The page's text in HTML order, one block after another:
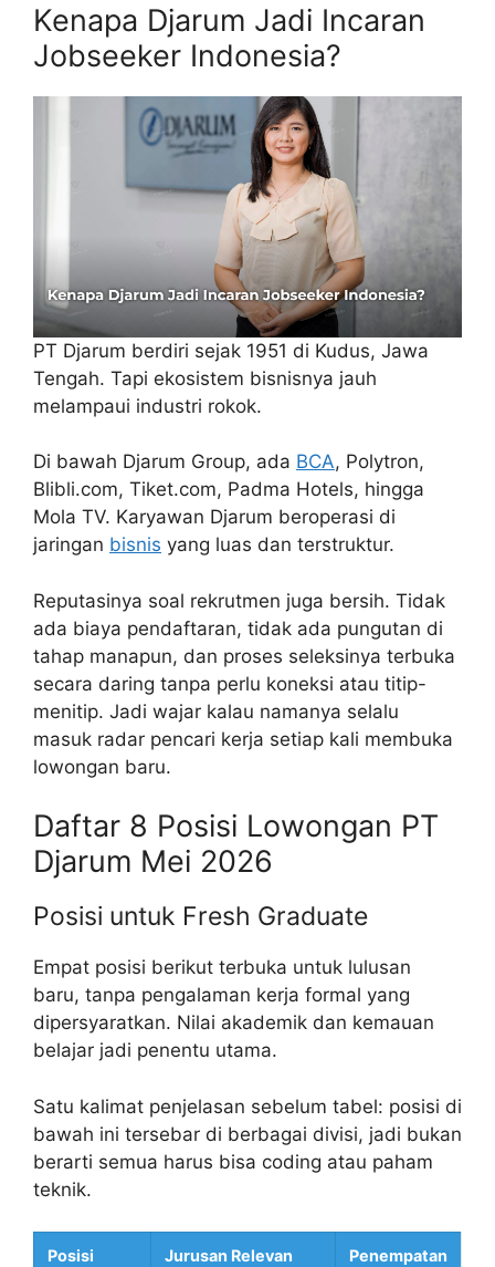
Kenapa Djarum Jadi Incaran
Jobseeker Indonesia?
PT Djarum berdiri sejak 1951 di Kudus, Jawa
Tengah. Tapi ekosistem bisnisnya jauh
melampaui industri rokok.
Di bawah Djarum Group, ada BCA, Polytron,
Blibli.com, Tiket.com, Padma Hotels, hingga
Mola TV. Karyawan Djarum beroperasi di
jaringan bisnis yang luas dan terstruktur.
Reputasinya soal rekrutmen juga bersih. Tidak
ada biaya pendaftaran, tidak ada pungutan di
tahap manapun, dan proses seleksinya terbuka
secara daring tanpa perlu koneksi atau titip-
menitip. Jadi wajar kalau namanya selalu
masuk radar pencari kerja setiap kali membuka
lowongan baru.
Daftar 8 Posisi Lowongan PT
Djarum Mei 2026
Posisi untuk Fresh Graduate
Empat posisi berikut terbuka untuk lulusan
baru, tanpa pengalaman kerja formal yang
dipersyaratkan. Nilai akademik dan kemauan
belajar jadi penentu utama.
Satu kalimat penjelasan sebelum tabel: posisi di
bawah ini tersebar di berbagai divisi, jadi bukan
berarti semua harus bisa coding atau paham
teknik.
Posisi Jurusan Relevan Penempatan